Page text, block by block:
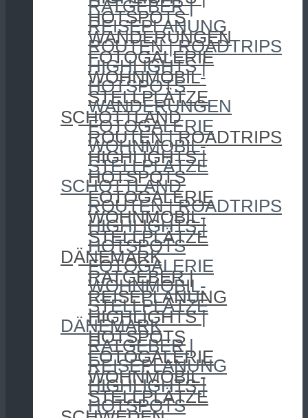
HOTSPOTS
WANDERUNGEN
FOTOGALERIE
WOHNMOBIL-
STELLPLÄTZE
SCHOTTLAND
ROUTEN | ROADTRIPS
HIGHLIGHTS |
HOTSPOTS
FOTOGALERIE
WOHNMOBIL-
STELLPLÄTZE
DÄNEMARK
RATGEBER |
REISEPLANUNG
HIGHLIGHTS |
HOTSPOTS
FOTOGALERIE
WOHNMOBIL-
STELLPLÄTZE
RATGEBER |
REISEPLANUNG
ROUTEN | ROADTRIPS
HIGHLIGHTS |
HOTSPOTS
WANDERUNGEN
FOTOGALERIE
WOHNMOBIL-
STELLPLÄTZE
SCHOTTLAND
ROUTEN | ROADTRIPS
HIGHLIGHTS |
HOTSPOTS
FOTOGALERIE
WOHNMOBIL-
STELLPLÄTZE
DÄNEMARK
RATGEBER |
REISEPLANUNG
HIGHLIGHTS |
HOTSPOTS